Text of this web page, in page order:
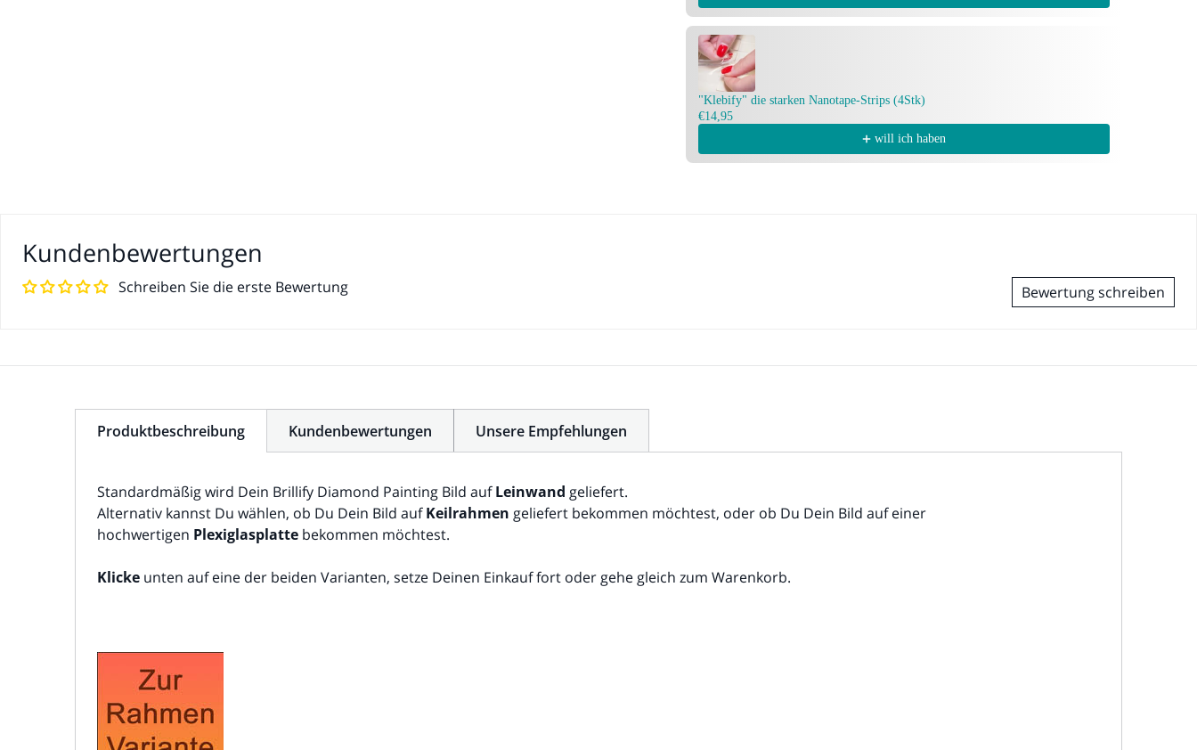
"Klebify" die starken Nanotape-Strips (4Stk)
€14,95
will ich haben
Kundenbewertungen
Schreiben Sie die erste Bewertung Bewertung schreiben
Produktbeschreibung
Standardmäßig wird Dein Brillify Diamond Painting Bild aufLeinwand geliefert.
Alternativ kannst Du wählen, ob Du Dein Bild aufKeilrahmen geliefert bekommen möchtest, oder ob Du Dein Bild auf einer
hochwertigen Plexiglasplatte bekommen möchtest.
Klicke unten auf eine der beiden Varianten, setze Deinen Einkauf fort oder gehe gleich zum Warenkorb.
Kundenbewertungen Unsere Empfehlungen